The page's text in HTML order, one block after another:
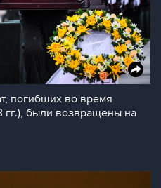
погибших во время
гг.), были возвращены на